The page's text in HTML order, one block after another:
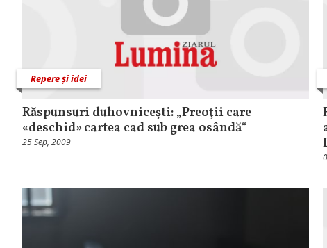
Repere și idei
Răspunsuri duhovniceşti: „Preoţii care
«deschid» cartea cad sub grea osândă“
25 Sep, 2009